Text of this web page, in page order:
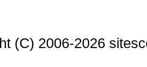
(C) 2006-2026